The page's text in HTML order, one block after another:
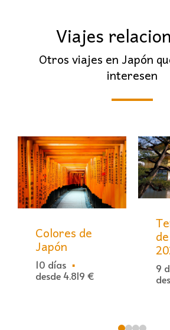
Viajes
Otros viajes en Japón
interesen
Colores de
Japón
10 días
desde 4.819 €
9